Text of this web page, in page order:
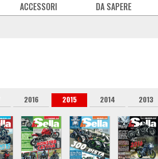
ACCESSORI DA SAPERE
2016 2015 2014 2013